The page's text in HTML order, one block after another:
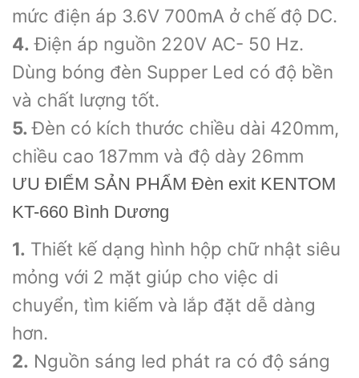
mức điện áp 3.6V 700mA ở chế độ DC.
4. Điện áp nguồn 220V AC- 50 Hz.
Dùng bóng đèn Supper Led có độ bền
và chất lượng tốt.
5.Đèn có kích thước chiều dài 420mm,
chiều cao 187mm và độ dày 26mm
ƯU ĐIỂM SẢN PHẨM Đèn exit KENTOM
KT-660 Bình Dương
1. Thiết kế dạng hình hộp chữ nhật siêu
mỏng với 2 mặt giúp cho việc di
chuyển, tìm kiếm và lắp đặt dễ dàng
hơn.
2. Nguồn sáng led phát ra có độ sáng